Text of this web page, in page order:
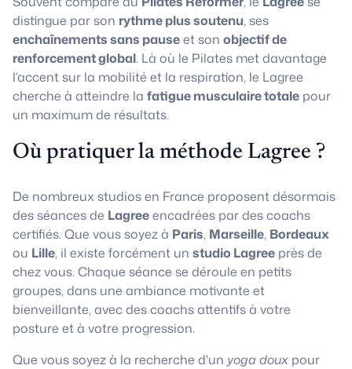
distingue par son rythme plus soutenu, ses
enchaînements sans pauseet son objectif de
renforcement global. Là où le Pilates met davantage
l’accent sur la mobilité et la respiration, le Lagree
cherche à atteindre la fatigue musculaire totale pour
un maximum de résultats.
Où pratiquer la méthode Lagree ?
De nombreux studios en France proposent désormais
des séances de Lagreeencadrées par des coachs
certifiés. Que vous soyez à Paris, Marseille, Bordeaux
ou Lille, il existe forcément un studio Lagree près de
chez vous. Chaque séance se déroule en petits
groupes, dans une ambiance motivante et
bienveillante, avec des coachs attentifs à votre
posture et à votre progression.
Que vous soyez à la recherche d'un yoga doux pour